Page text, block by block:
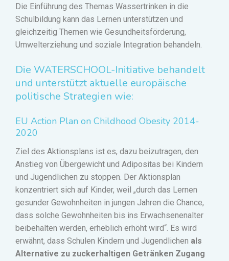
Die Einführung des Themas Wassertrinken in die
Schulbildung kann das Lernen unterstützen und
gleichzeitig Themen wie Gesundheitsförderung,
Umwelterziehung und soziale Integration behandeln.
Die WATERSCHOOL-Initiative behandelt
und unterstützt aktuelle europäische
politische Strategien wie:
EU Action Plan on Childhood Obesity 2014-
2020
Ziel des Aktionsplans ist es, dazu beizutragen, den
Anstieg von Übergewicht und Adipositas bei Kindern
und Jugendlichen zu stoppen. Der Aktionsplan
konzentriert sich auf Kinder, weil „durch das Lernen
gesunder Gewohnheiten in jungen Jahren die Chance,
dass solche Gewohnheiten bis ins Erwachsenenalter
beibehalten werden, erheblich erhöht wird“. Es wird
erwähnt, dass Schulen Kindern und Jugendlichen als
Alternative zu zuckerhaltigen Getränken Zugang